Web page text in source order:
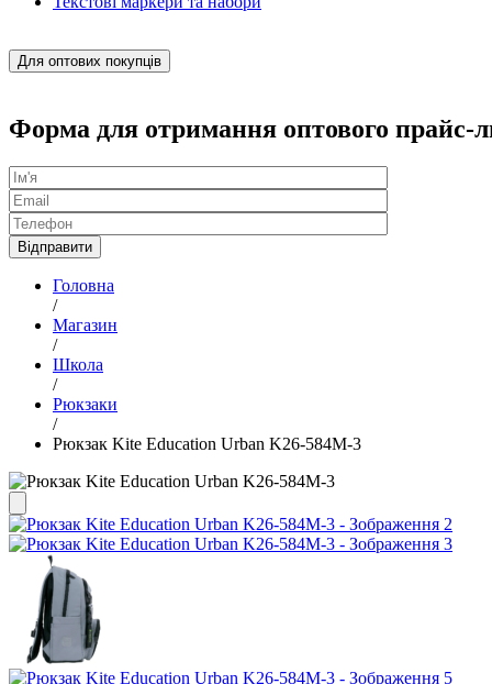
Для оптових покупців
Форма для отримання оптового прайс-
Головна
/
Магазин
/
Школа
/
Рюкзаки
/
Рюкзак Kite Education Urban K26-584M-3